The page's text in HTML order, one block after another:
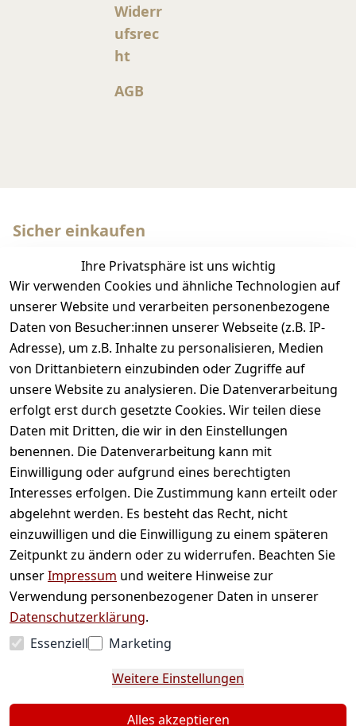
Ihre Privatsphäre ist uns wichtig
Wir verwenden Cookies und ähnliche Technologien auf
unserer Website und verarbeiten personenbezogene
Daten von Besucher:innen unserer Webseite (z.B. IP-
Adresse), um z.B. Inhalte zu personalisieren, Medien
von Drittanbietern einzubinden oder Zugriffe auf
unsere Website zu analysieren. Die Datenverarbeitung
erfolgt erst durch gesetzte Cookies. Wir teilen diese
Daten mit Dritten, die wir in den Einstellungen
benennen. Die Datenverarbeitung kann mit
Einwilligung oder aufgrund eines berechtigten
Interesses erfolgen. Die Zustimmung kann erteilt oder
abgelehnt werden. Es besteht das Recht, nicht
einzuwilligen und die Einwilligung zu einem späteren
Zeitpunkt zu ändern oder zu widerrufen. Beachten Sie
unserImpressum und weitere Hinweise zur
Verwendung personenbezogener Daten in unserer
Datenschutzerklärung.
Essenziell
Marketing
Weitere Einstellungen
Alles akzeptieren
Widerr
ufsrec
ht
AGB
Sicher einkaufen
Wir versenden mit
Bequem und sicher bezahlen
Versandkosten und ggf. Nachnahmegebühren,
wenn nicht anders angegeben.